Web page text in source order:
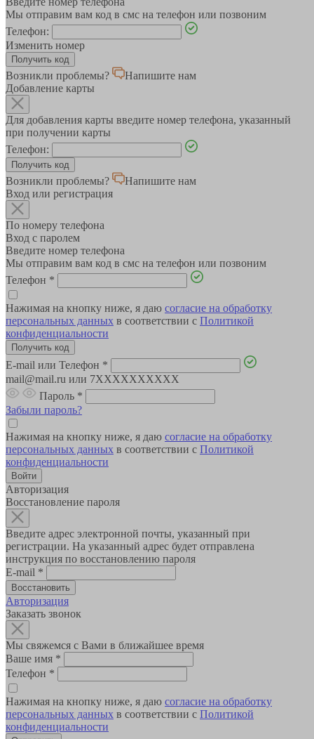
Мы отправим вам код в смс на телефон или позвоним
Телефон:
Изменить номер
Возникли проблемы?
Напишите нам
Добавление карты
Для добавления карты введите номер телефона, указанный
при получении карты
Телефон:
Возникли проблемы?
Напишите нам
Вход или регистрация
По номеру телефона
Вход с паролем
Введите номер телефона
Мы отправим вам код в смс на телефон или позвоним
Телефон *
Нажимая на кнопку ниже, я даю согласие на обработку
персональных данных в соответствии с Политикой
конфиденциальности
E-mail или Телефон *
mail@mail.ru или 7XXXXXXXXXX
Пароль *
Забыли пароль?
Нажимая на кнопку ниже, я даю согласие на обработку
персональных данных в соответствии с Политикой
конфиденциальности
Авторизация
Восстановление пароля
Введите адрес электронной почты, указанный при
регистрации. На указанный адрес будет отправлена
инструкция по восстановлению пароля
E-mail *
Авторизация
Заказать звонок
Мы свяжемся с Вами в ближайшее время
Ваше имя *
Телефон *
Нажимая на кнопку ниже, я даю согласие на обработку
персональных данных в соответствии с Политикой
конфиденциальности